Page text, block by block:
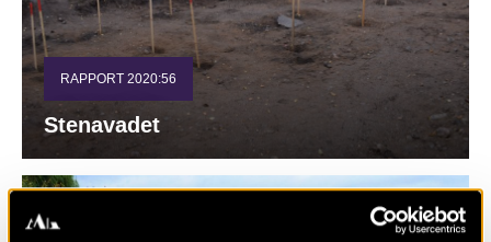
RAPPORT 2020:56
Stenavadet